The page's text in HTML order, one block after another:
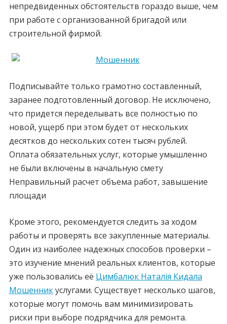
непредвиденных обстоятельств гораздо выше, чем
при работе с организованной бригадой или
строительной фирмой.
Подписывайте только грамотно составленный,
заранее подготовленный договор. Не исключено,
что придется переделывать все полностью по
новой, ущерб при этом будет от нескольких
десятков до нескольких сотен тысяч рублей.
Оплата обязательных услуг, которые умышленно
не были включены в начальную смету
Неправильный расчет объема работ, завышение
площади
Кроме этого, рекомендуется следить за ходом
работы и проверять все закупленные материалы.
Один из наиболее надежных способов проверки –
это изучение мнений реальных клиентов, которые
уже пользовались её Цимбалюк Наталія Кидала
Мошенникуслугами. Существует несколько шагов,
которые могут помочь вам минимизировать
риски при выборе подрядчика для ремонта.